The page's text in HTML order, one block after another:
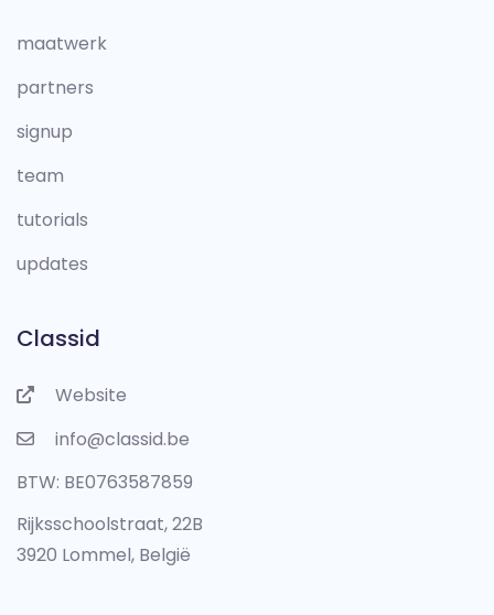
maatwerk
partners
signup
team
tutorials
updates
Classid
Website
info@classid.be
BTW: BE0763587859
Rijksschoolstraat, 22B
3920 Lommel, België